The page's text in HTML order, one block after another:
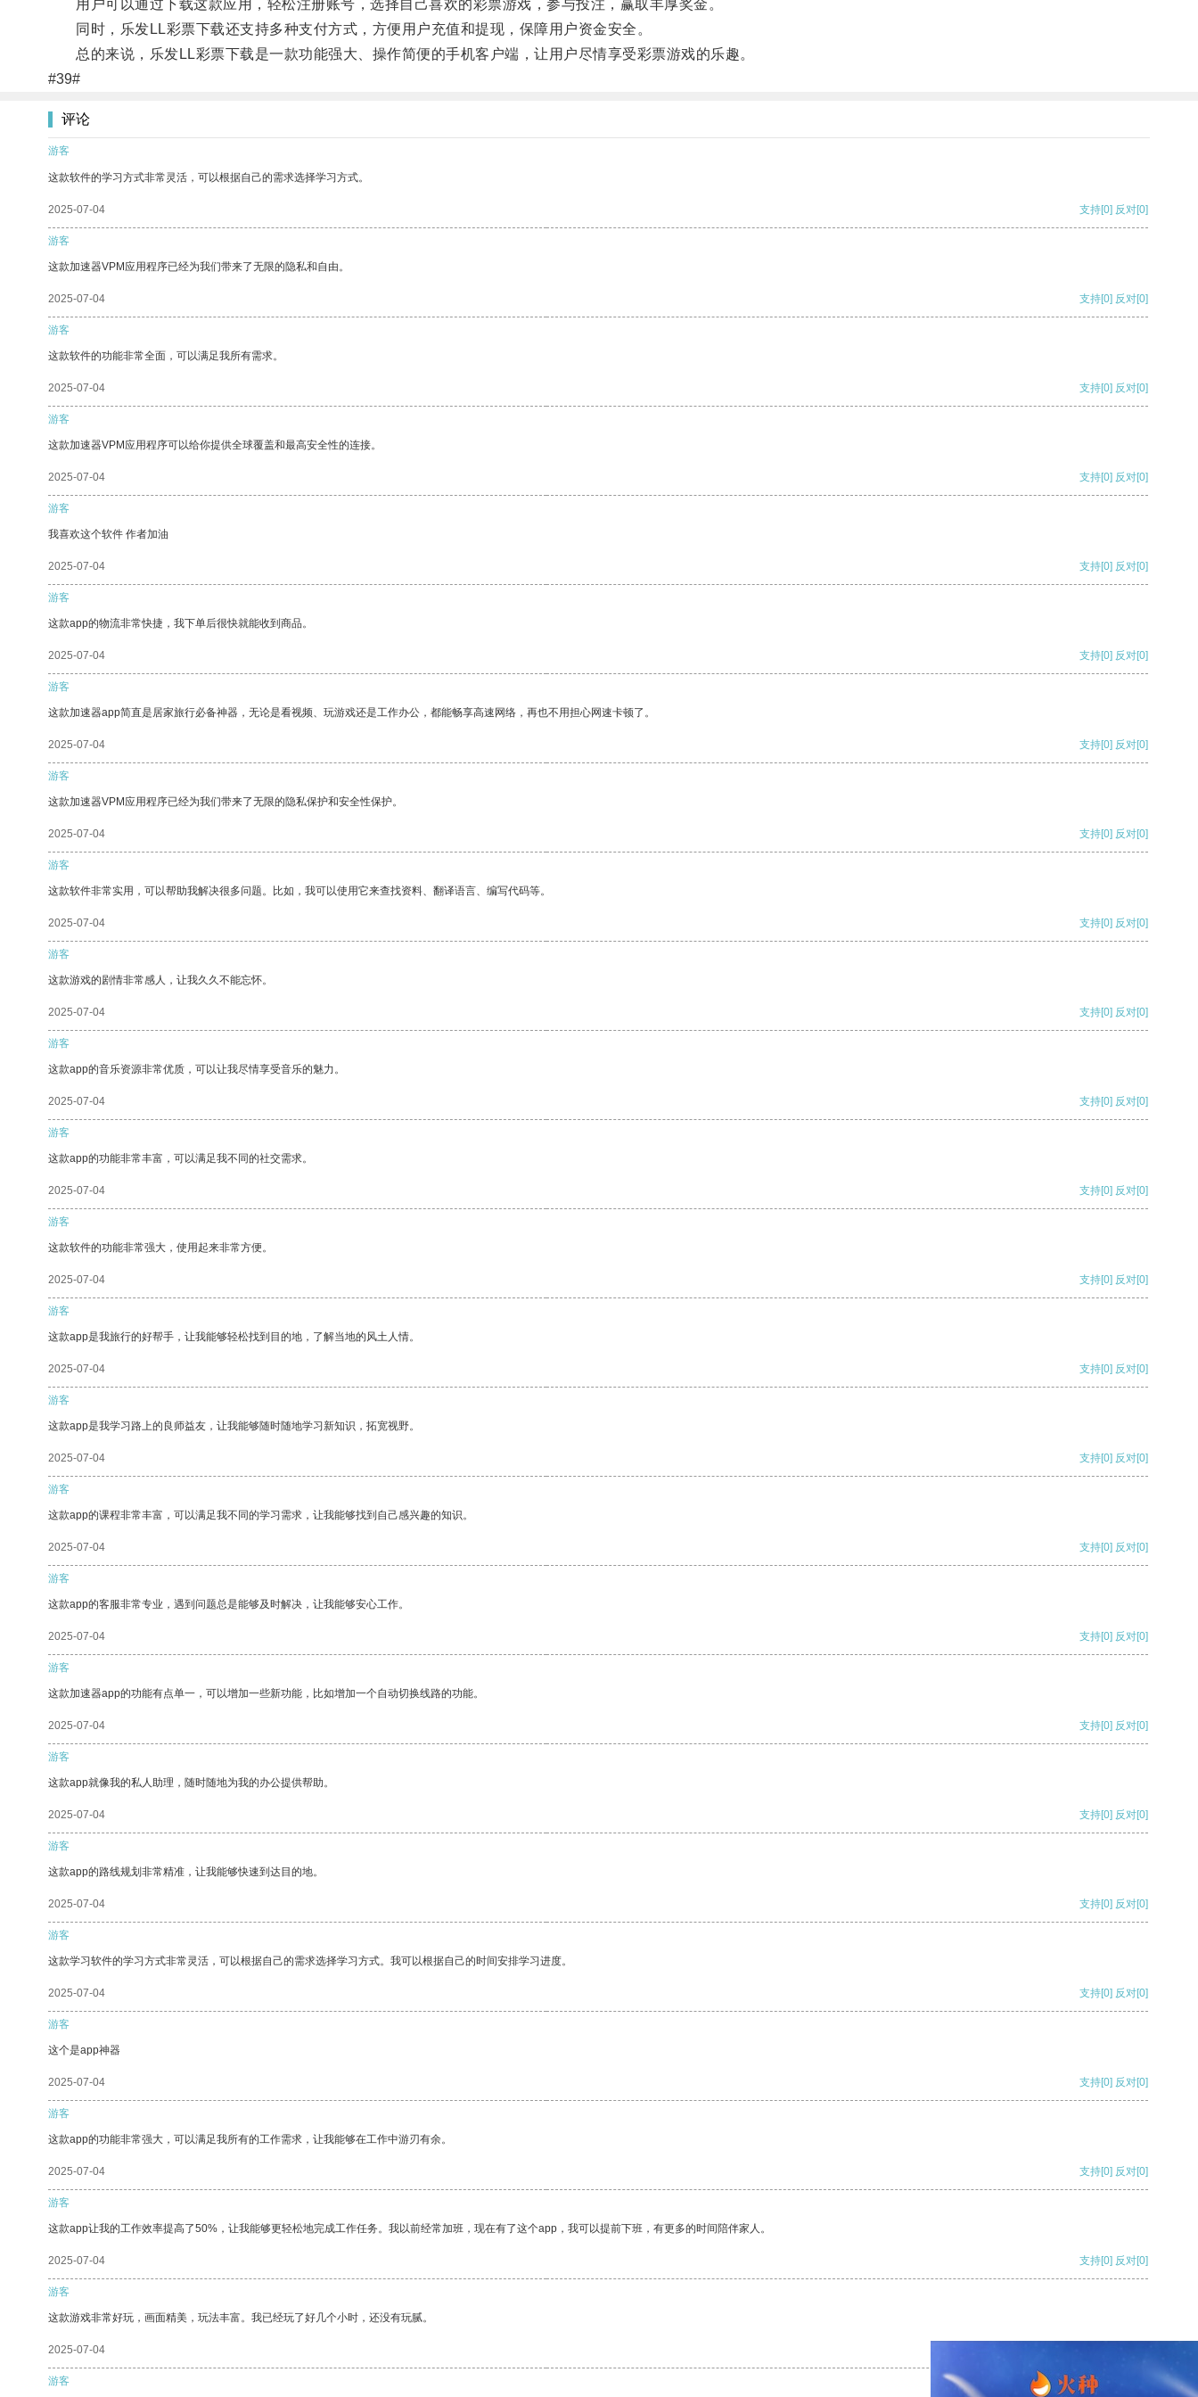
用户可以通过下载这款应用，轻松注册账号，选择自己喜欢的彩票游戏，参与投注，赢取丰厚奖金。
同时，乐发LL彩票下载还支持多种支付方式，方便用户充值和提现，保障用户资金安全。
总的来说，乐发LL彩票下载是一款功能强大、操作简便的手机客户端，让用户尽情享受彩票游戏的乐趣。
#39#
评论
游客
这款软件的学习方式非常灵活，可以根据自己的需求选择学习方式。
2025-07-04 支持[0] 反对[0]
游客
这款加速器VPM应用程序已经为我们带来了无限的隐私和自由。
2025-07-04 支持[0] 反对[0]
游客
这款软件的功能非常全面，可以满足我所有需求。
2025-07-04 支持[0] 反对[0]
游客
这款加速器VPM应用程序可以给你提供全球覆盖和最高安全性的连接。
2025-07-04 支持[0] 反对[0]
游客
我喜欢这个软件 作者加油
2025-07-04 支持[0] 反对[0]
游客
这款app的物流非常快捷，我下单后很快就能收到商品。
2025-07-04 支持[0] 反对[0]
游客
这款加速器app简直是居家旅行必备神器，无论是看视频、玩游戏还是工作办公，都能畅享高速网络，再也不用担心网速卡顿了。
2025-07-04 支持[0] 反对[0]
游客
这款加速器VPM应用程序已经为我们带来了无限的隐私保护和安全性保护。
2025-07-04 支持[0] 反对[0]
游客
这款软件非常实用，可以帮助我解决很多问题。比如，我可以使用它来查找资料、翻译语言、编写代码等。
2025-07-04 支持[0] 反对[0]
游客
这款游戏的剧情非常感人，让我久久不能忘怀。
2025-07-04 支持[0] 反对[0]
游客
这款app的音乐资源非常优质，可以让我尽情享受音乐的魅力。
2025-07-04 支持[0] 反对[0]
游客
这款app的功能非常丰富，可以满足我不同的社交需求。
2025-07-04 支持[0] 反对[0]
游客
这款软件的功能非常强大，使用起来非常方便。
2025-07-04 支持[0] 反对[0]
游客
这款app是我旅行的好帮手，让我能够轻松找到目的地，了解当地的风土人情。
2025-07-04 支持[0] 反对[0]
游客
这款app是我学习路上的良师益友，让我能够随时随地学习新知识，拓宽视野。
2025-07-04 支持[0] 反对[0]
游客
这款app的课程非常丰富，可以满足我不同的学习需求，让我能够找到自己感兴趣的知识。
2025-07-04 支持[0] 反对[0]
游客
这款app的客服非常专业，遇到问题总是能够及时解决，让我能够安心工作。
2025-07-04 支持[0] 反对[0]
游客
这款加速器app的功能有点单一，可以增加一些新功能，比如增加一个自动切换线路的功能。
2025-07-04 支持[0] 反对[0]
游客
这款app就像我的私人助理，随时随地为我的办公提供帮助。
2025-07-04 支持[0] 反对[0]
游客
这款app的路线规划非常精准，让我能够快速到达目的地。
2025-07-04 支持[0] 反对[0]
游客
这款学习软件的学习方式非常灵活，可以根据自己的需求选择学习方式。我可以根据自己的时间安排学习进度。
2025-07-04 支持[0] 反对[0]
游客
这个是app神器
2025-07-04 支持[0] 反对[0]
游客
这款app的功能非常强大，可以满足我所有的工作需求，让我能够在工作中游刃有余。
2025-07-04 支持[0] 反对[0]
游客
这款app让我的工作效率提高了50%，让我能够更轻松地完成工作任务。我以前经常加班，现在有了这个app，我可以提前下班，有更多的时间陪伴家人。
2025-07-04 支持[0] 反对[0]
游客
这款游戏非常好玩，画面精美，玩法丰富。我已经玩了好几个小时，还没有玩腻。
2025-07-04
游客